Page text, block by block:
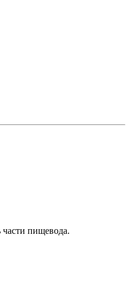
пищевода.